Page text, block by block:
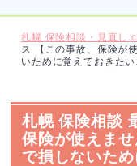
札幌 保険相談・見直し
ス 【この事故、保険が
いために覚えておきたい
札幌 保険相談
保険が使えま
で損しないた